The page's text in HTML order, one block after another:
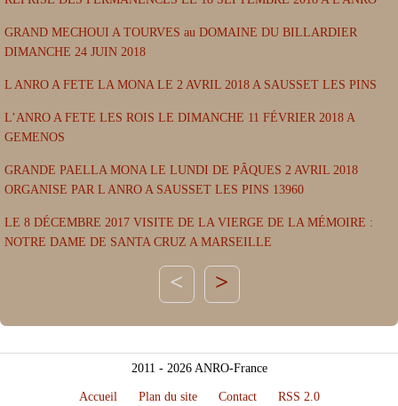
GRAND MECHOUI A TOURVES au DOMAINE DU BILLARDIER
DIMANCHE 24 JUIN 2018
L ANRO A FETE LA MONA LE 2 AVRIL 2018 A SAUSSET LES PINS
L’ANRO A FETE LES ROIS LE DIMANCHE 11 FÉVRIER 2018 A
GEMENOS
GRANDE PAELLA MONA LE LUNDI DE PÂQUES 2 AVRIL 2018
ORGANISE PAR L ANRO A SAUSSET LES PINS 13960
LE 8 DÉCEMBRE 2017 VISITE DE LA VIERGE DE LA MÉMOIRE :
NOTRE DAME DE SANTA CRUZ A MARSEILLE
>
2011 - 2026 ANRO-France
Accueil
Plan du site Contact RSS 2.0